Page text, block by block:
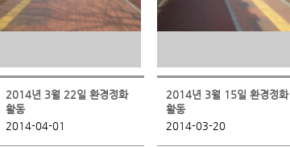
2014년 3월 22일 환경정화
활동
2014-04-01
2014년 3월 15일 환경정화
활동
2014-03-20